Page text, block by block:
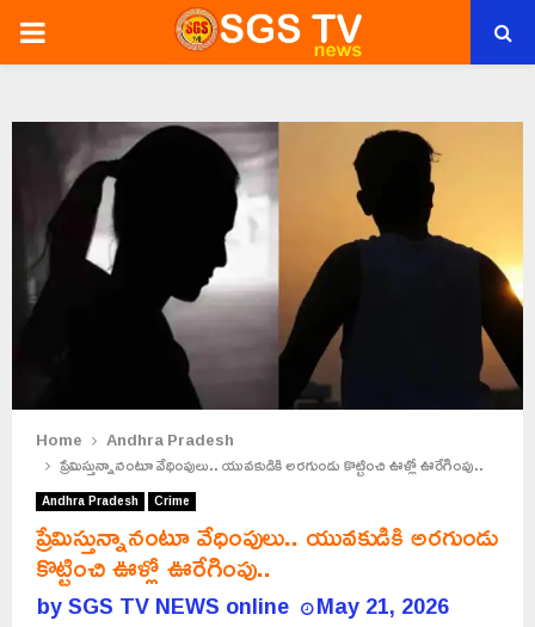
PRIMARY
Home
Andhra Pradesh
ప్రేమిస్తున్నానంటూ వేధింపులు.. యువకుడికి అరగుండు కొట్టించి ఊళ్లో ఊరేగింపు..
Andhra Pradesh Crime
ప్రేమిస్తున్నానంటూ వేధింపులు.. యువకుడికి అరగుండు
కొట్టించి ఊళ్లో ఊరేగింపు..
bySGS TV NEWS online May 21, 2026